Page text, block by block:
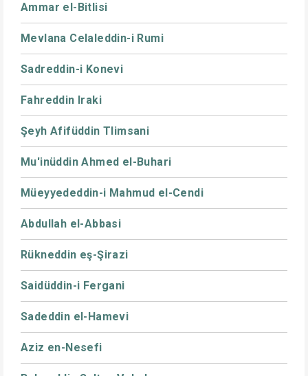
Ammar el-Bitlisi
Mevlana Celaleddin-i Rumi
Sadreddin-i Konevi
Fahreddin Iraki
Şeyh Afifüddin Tlimsani
Mu'inüddin Ahmed el-Buhari
Müeyyededdin-i Mahmud el-Cendi
Abdullah el-Abbasi
Rükneddin eş-Şirazi
Saidüddin-i Fergani
Sadeddin el-Hamevi
Aziz en-Nesefi